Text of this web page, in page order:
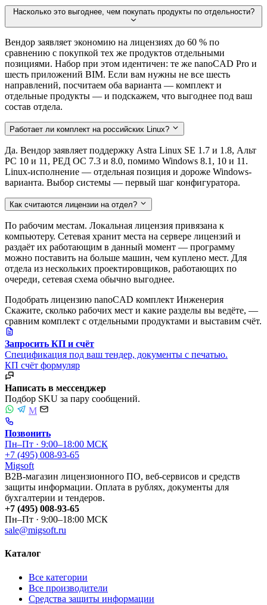
Насколько это выгоднее, чем покупать продукты по отдельности?
Вендор заявляет экономию на лицензиях до 60 % по
сравнению с покупкой тех же продуктов отдельными
позициями. Набор при этом идентичен: те же nanoCAD Pro и
шесть приложений BIM. Если вам нужны не все шесть
направлений, посчитаем оба варианта — комплект и
отдельные продукты — и подскажем, что выгоднее под ваш
состав отдела.
Работает ли комплект на российских Linux?
Да. Вендор заявляет поддержку Astra Linux SE 1.7 и 1.8, Альт
РС 10 и 11, РЕД ОС 7.3 и 8.0, помимо Windows 8.1, 10 и 11.
Linux-исполнение — отдельная позиция и дороже Windows-
варианта. Выбор системы — первый шаг конфигуратора.
Как считаются лицензии на отдел?
По рабочим местам. Локальная лицензия привязана к
компьютеру. Сетевая хранит места на сервере лицензий и
раздаёт их работающим в данный момент — программу
можно поставить на больше машин, чем куплено мест. Для
отдела из нескольких проектировщиков, работающих по
очереди, сетевая схема обычно выгоднее.
Подобрать лицензию nanoCAD комплект Инженерия
Скажите, сколько рабочих мест и какие разделы вы ведёте, —
сравним комплект с отдельными продуктами и выставим счёт.
Запросить КП и счёт
Спецификация под ваш тендер, документы с печатью.
КП счёт формуляр
Написать в мессенджер
Подбор SKU за пару сообщений.
M
Позвонить
Пн–Пт · 9:00–18:00 МСК
+7 (495) 008-93-65
Migsoft
B2B-магазин лицензионного ПО, веб-сервисов и средств
защиты информации. Оплата в рублях, документы для
бухгалтерии и тендеров.
+7 (495) 008-93-65
Пн–Пт · 9:00–18:00 МСК
sale@migsoft.ru
Каталог
Все категории
Все производители
Средства защиты информации